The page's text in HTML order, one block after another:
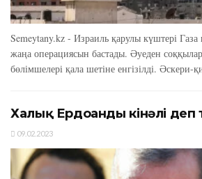
Semeytany.kz - Израиль қарулы күштері Газа
жаңа операциясын бастады. Әуеден
бөлімшелері қала шетіне енгізілді.
Халық Ердоғанды кінәлі
09.02.2023